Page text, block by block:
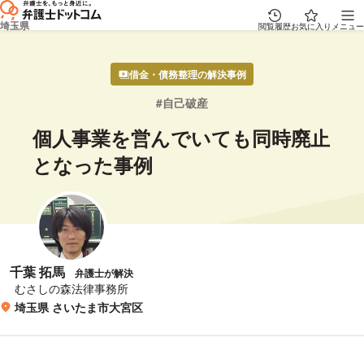
埼玉県 閲覧履歴お気に入り メニュー
借金・債務整理の解決事例
自己破産
個人事業を営んでいても同時廃止
となった事例
千葉 拓馬 弁護士が解決
所属事務所
むさしの森法律事務所
所在地
埼玉県 さいたま市大宮区